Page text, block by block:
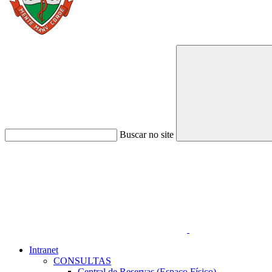
Buscar no site
Intranet
CONSULTAS